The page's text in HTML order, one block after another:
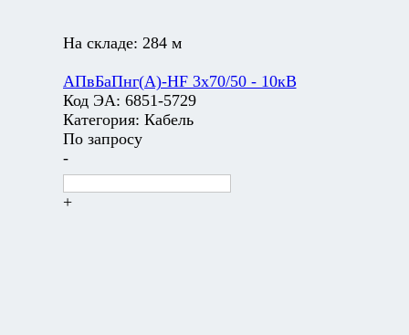
На складе: 284 м
АПвБаПнг(А)-HF 3х70/50 - 10кВ
Код ЭА: 6851-5729
Категория: Кабель
По запросу
-
+